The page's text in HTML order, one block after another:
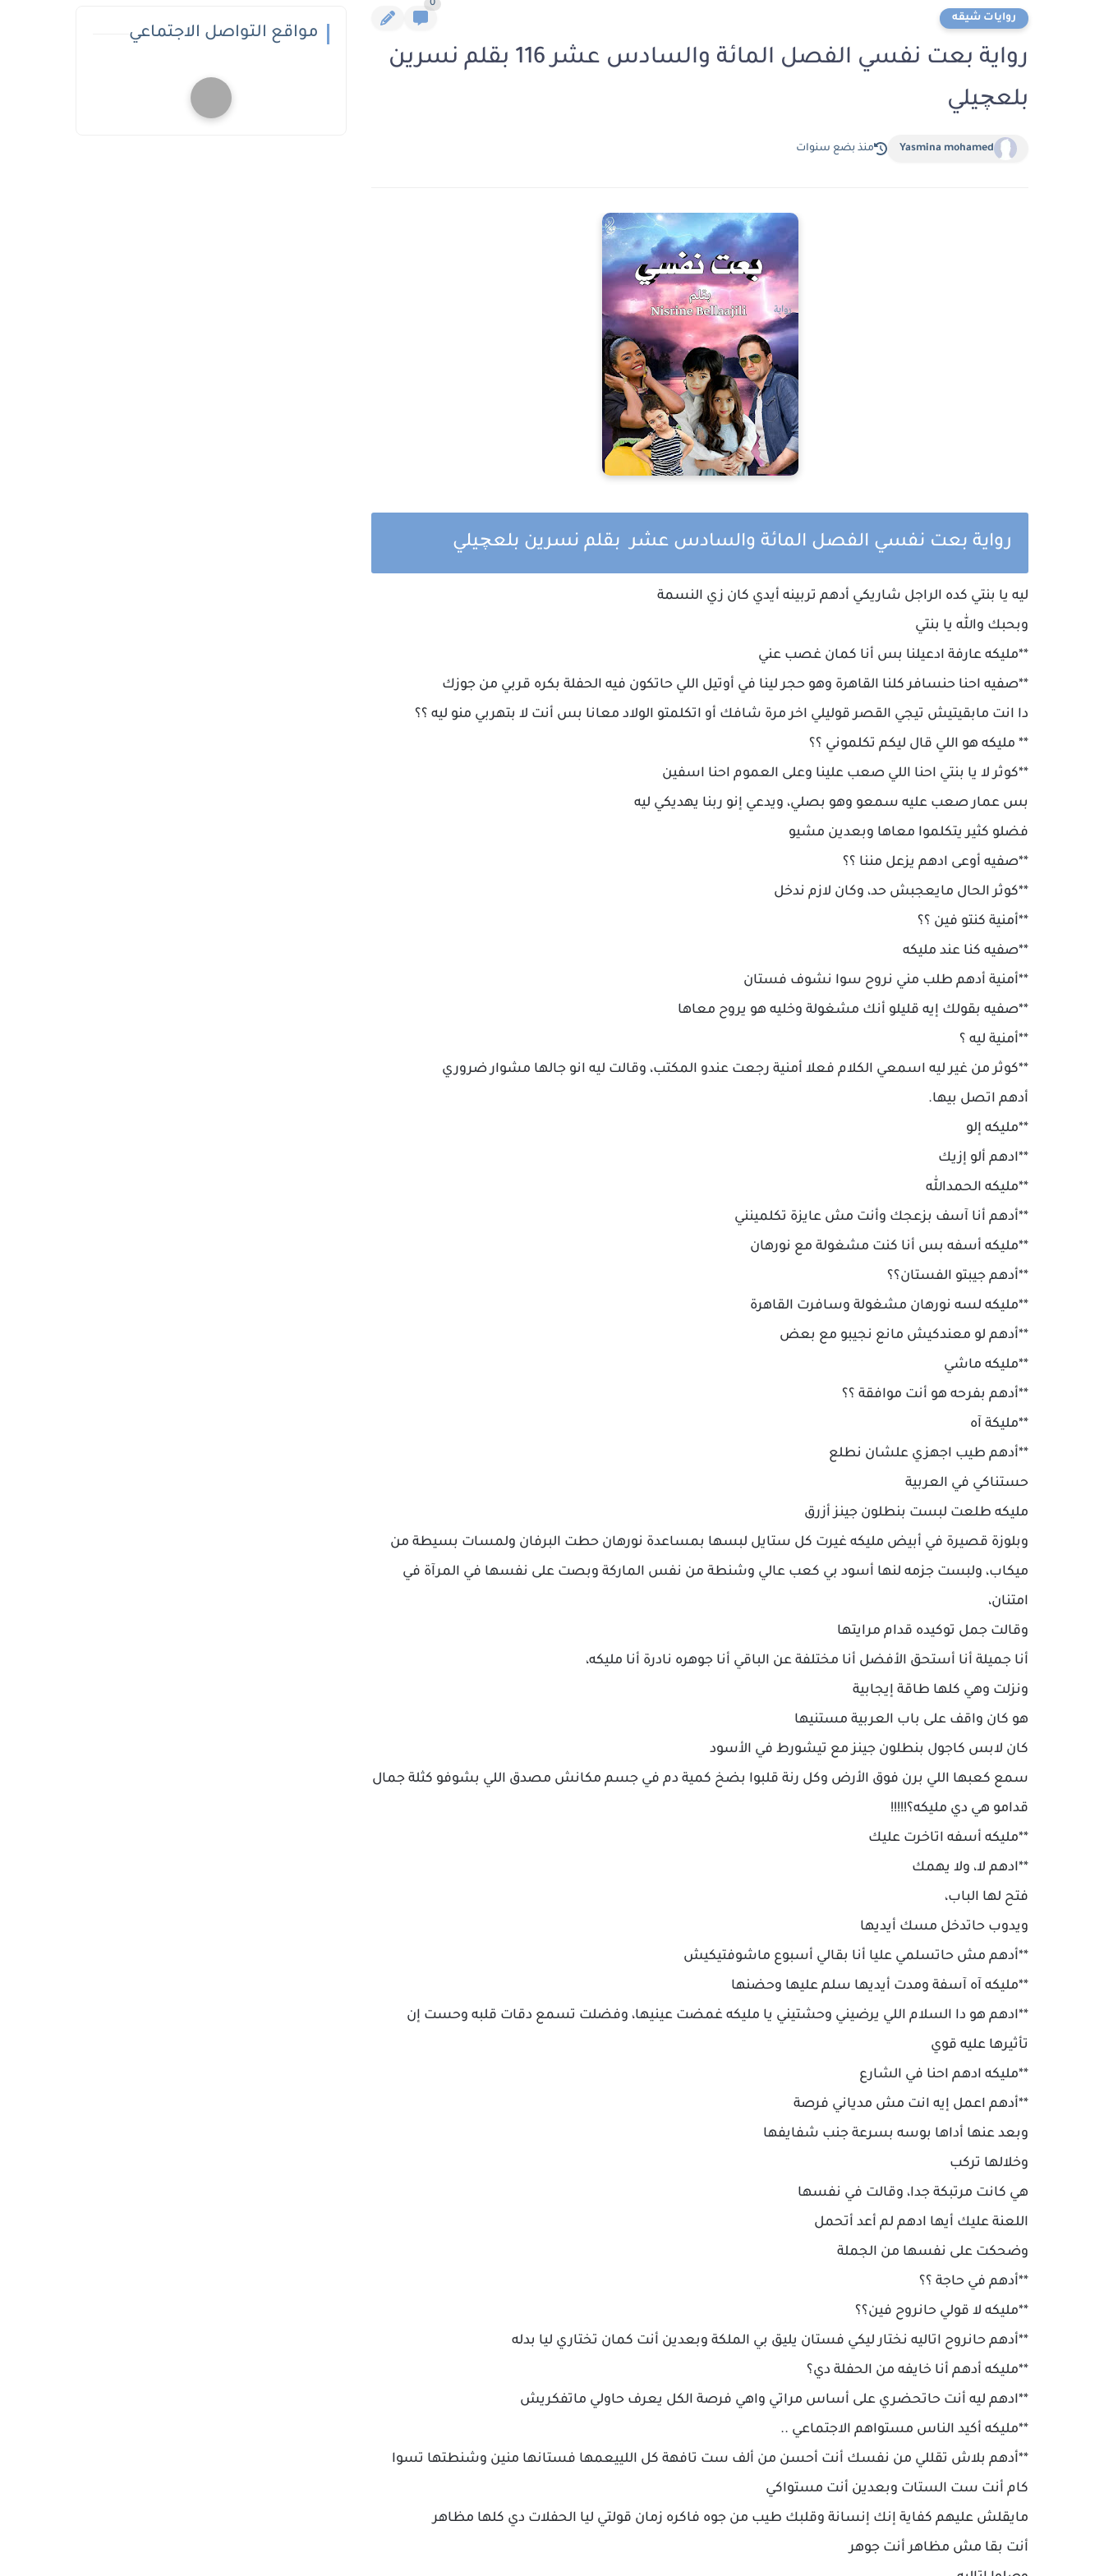
روايات شيقه
0
رواية بعت نفسي الفصل المائة والسادس عشر 116 بقلم نسرين
بلعچيلي
Yasmina mohamed منذ بضع سنوات
رواية بعت نفسي الفصل المائة والسادس عشر بقلم نسرين بلعچيلي
ليه يا بنتي كده الراجل شاريكي أدهم تربينه أيدي كان زي النسمة
وبحبك والله يا بنتي
**مليكه عارفة ادعيلنا بس أنا كمان غصب عني
**صفيه احنا حنسافر كلنا القاهرة وهو حجر لينا في أوتيل اللي حاتكون فيه الحفلة بكره قربي من جوزك
دا انت مابقيتيش تيجي القصر قوليلي اخر مرة شافك أو اتكلمتو الولاد معانا بس أنت لا بتهربي منو ليه ؟؟
** مليكه هو اللي قال ليكم تكلموني ؟؟
**كوثر لا يا بنتي احنا اللي صعب علينا وعلى العموم احنا اسفين
بس عمار صعب عليه سمعو وهو بصلي، ويدعي إنو ربنا يهديكي ليه
فضلو كثير يتكلموا معاها وبعدين مشيو
**صفيه أوعى ادهم يزعل مننا ؟؟
**كوثر الحال مايعجبش حد، وكان لازم ندخل
**أمنية كنتو فين ؟؟
**صفيه كنا عند مليكه
**أمنية أدهم طلب مني نروح سوا نشوف فستان
**صفيه بقولك إيه قليلو أنك مشغولة وخليه هو يروح معاها
**أمنية ليه ؟
**كوثر من غير ليه اسمعي الكلام فعلا أمنية رجعت عندو المكتب، وقالت ليه انو جالها مشوار ضروري
أدهم اتصل بيها.
**مليكه إلو
**ادهم ألو إزيك
**مليكه الحمدالله
**أدهم أنا آسف بزعجك وأنت مش عايزة تكلمينني
**مليكه أسفه بس أنا كنت مشغولة مع نورهان
**أدهم جيبتو الفستان؟؟
**مليكه لسه نورهان مشغولة وسافرت القاهرة
**أدهم لو معندكيش مانع نجيبو مع بعض
**مليكه ماشي
**أدهم بفرحه هو أنت موافقة ؟؟
**مليكة آه
**أدهم طيب اجهزي علشان نطلع
حستناكي في العربية
مليكه طلعت لبست بنطلون جينز أزرق
وبلوزة قصيرة في أبيض مليكه غيرت كل ستايل لبسها بمساعدة نورهان حطت البرفان ولمسات بسيطة من
ميكاب، ولبست جزمه لنها أسود بي كعب عالي وشنطة من نفس الماركة وبصت على نفسها في المرآة في
امتنان،
وقالت جمل توكيده قدام مرايتها
أنا جميلة أنا أستحق الأفضل أنا مختلفة عن الباقي أنا جوهره نادرة أنا مليكه،
ونزلت وهي كلها طاقة إيجابية
هو كان واقف على باب العربية مستنيها
كان لابس كاجول بنطلون جينز مع تيشورط في الأسود
سمع كعبها اللي برن فوق الأرض وكل رنة قلبوا بضخ كمية دم في جسم مكانش مصدق اللي بشوفو كثلة جمال
قدامو هي دي مليكه؟!!!!!
**مليكه أسفه اتاخرت عليك
**ادهم لا، ولا يهمك
فتح لها الباب،
ويدوب حاتدخل مسك أيديها
**أدهم مش حاتسلمي عليا أنا بقالي أسبوع ماشوفتيكيش
**مليكه آه آسفة ومدت أيديها سلم عليها وحضنها
**ادهم هو دا السلام اللي يرضيني وحشتيني يا مليكه غمضت عينيها، وفضلت تسمع دقات قلبه وحست إن
تأثيرها عليه قوي
**مليكه ادهم احنا في الشارع
**أدهم اعمل إيه انت مش مدياني فرصة
وبعد عنها أداها بوسه بسرعة جنب شفايفها
وخلالها تركب
هي كانت مرتبكة جدا، وقالت في نفسها
اللعنة عليك أيها ادهم لم أعد أتحمل
وضحكت على نفسها من الجملة
**أدهم في حاجة ؟؟
**مليكه لا قولي حانروح فين؟؟
**أدهم حانروح اتاليه نختار ليكي فستان يليق بي الملكة وبعدين أنت كمان تختاري ليا بدله
**مليكه أدهم أنا خايفه من الحفلة دي؟
**ادهم ليه أنت حاتحضري على أساس مراتي واهي فرصة الكل يعرف حاولي ماتفكريش
**مليكه أكيد الناس مستواهم الاجتماعي ..
**أدهم بلاش تقللي من نفسك أنت أحسن من ألف ست تافهة كل اللييعمها فستانها منين وشنطتها تسوا
كام أنت ست الستات وبعدين أنت مستواكي
مايقلش عليهم كفاية إنك إنسانة وقلبك طيب من جوه فاكره زمان قولتي ليا الحفلات دي كلها مظاهر
أنت بقا مش مظاهر أنت جوهر
مواقع التواصل الاجتماعي